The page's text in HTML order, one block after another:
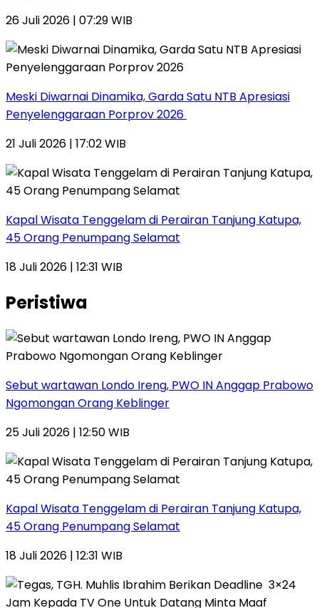
26 Juli 2026 | 07:29 WIB
Meski Diwarnai Dinamika, Garda Satu NTB Apresiasi
Penyelenggaraan Porprov 2026 ‎
21 Juli 2026 | 17:02 WIB
Kapal Wisata Tenggelam di Perairan Tanjung Katupa,
45 Orang Penumpang Selamat
18 Juli 2026 | 12:31 WIB
Peristiwa
Sebut wartawan Londo Ireng, PWO IN Anggap Prabowo
Ngomongan Orang Keblinger
25 Juli 2026 | 12:50 WIB
Kapal Wisata Tenggelam di Perairan Tanjung Katupa,
45 Orang Penumpang Selamat
18 Juli 2026 | 12:31 WIB